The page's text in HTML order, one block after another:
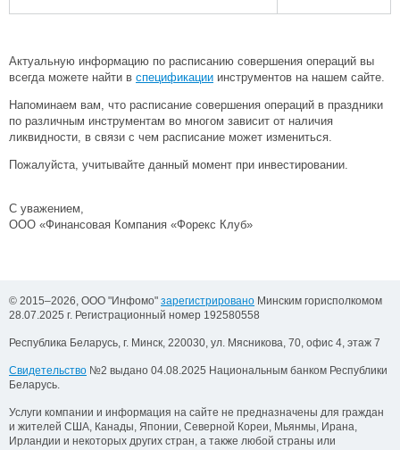
Актуальную информацию по расписанию совершения операций вы
всегда можете найти в спецификации инструментов на нашем сайте.
Напоминаем вам, что расписание совершения операций в праздники
по различным инструментам во многом зависит от наличия
ликвидности, в связи с чем расписание может измениться.
Пожалуйста, учитывайте данный момент при инвестировании.
С уважением,
ООО «Финансовая Компания «Форекс Клуб»
© 2015–2026, ООО "Инфомо" зарегистрировано Минским горисполкомом
28.07.2025 г. Регистрационный номер 192580558
Республика Беларусь, г. Минск, 220030, ул. Мясникова, 70, офис 4, этаж 7
Свидетельство №2 выдано 04.08.2025 Национальным банком Республики
Беларусь.
Услуги компании и информация на сайте не предназначены для граждан
и жителей США, Канады, Японии, Северной Кореи, Мьянмы, Ирана,
Ирландии и некоторых других стран, а также любой страны или